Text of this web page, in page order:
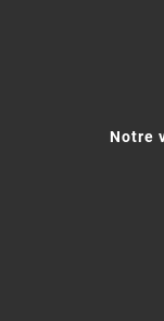
Notre